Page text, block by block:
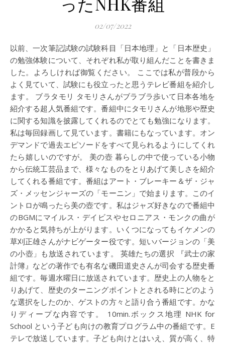
02/07/2022
以前、一次筆記試験の試験科目「日本地理」と「日本歴史」
の勉強体験について、それぞれ私が取り組んだことを書きま
した。よろしければ御覧ください。 ここでは私が普段から
よく見ていて、試験にも役立ったと思うテレビ番組を紹介し
ます。 ブラタモリ タモリさんがブラブラ歩いて日本各地を
紹介する超人気番組です。番組中にタモリさんが地形や歴史
に関する知識を披露してくれるのでとても勉強になります。
私は毎回録画して見ています。書籍にもなっています。オン
デマンドで過去エピソードをすべて見られるようにしてくれ
たら嬉しいのですが。 美の壺 暮らしの中で使っている小物
から伝統工芸品まで、様々なものをとりあげて美しさを紹介
してくれる番組です。番組はアート・ブレーキー＆ザ・ジャ
ズ・メッセンジャーズの「モーニン」で始まります。このイ
ントロが鳴ったら美の壺です。私はジャズ好きなので番組中
のBGMにマイルス・デイビスやセロニアス・モンクの曲が
かかると気持ちが上がります。いくつになってもイケメンの
草刈正雄さんがナビゲーター役です。短いバージョンの「美
の小壺」も放送されています。 英雄たちの選択 『武士の家
計簿』などの著作でも有名な磯田道史さんが司会する歴史番
組です。毎週水曜日に放送されています。歴史上の人物をと
りあげて、歴史のターニングポイントとされる時にどのよう
な選択をしたのか、ゲストの方々と語り合う番組です。かな
りディープな内容です。 10min.ボックス地理 NHK for
School という子ども向けの教育プログラム中の番組です。E
テレで放送しています。子ども向けとはいえ、質が高く、特